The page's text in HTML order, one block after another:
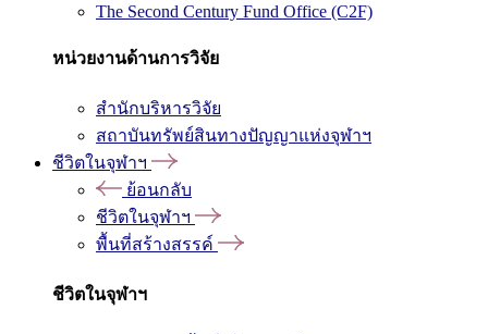
The Second Century Fund Office (C2F)
หน่วยงานด้านการวิจัย
สำนักบริหารวิจัย
สถาบันทรัพย์สินทางปัญญาแห่งจุฬาฯ
ชีวิตในจุฬาฯ
ย้อนกลับ
ชีวิตในจุฬาฯ
พื้นที่สร้างสรรค์
ชีวิตในจุฬาฯ